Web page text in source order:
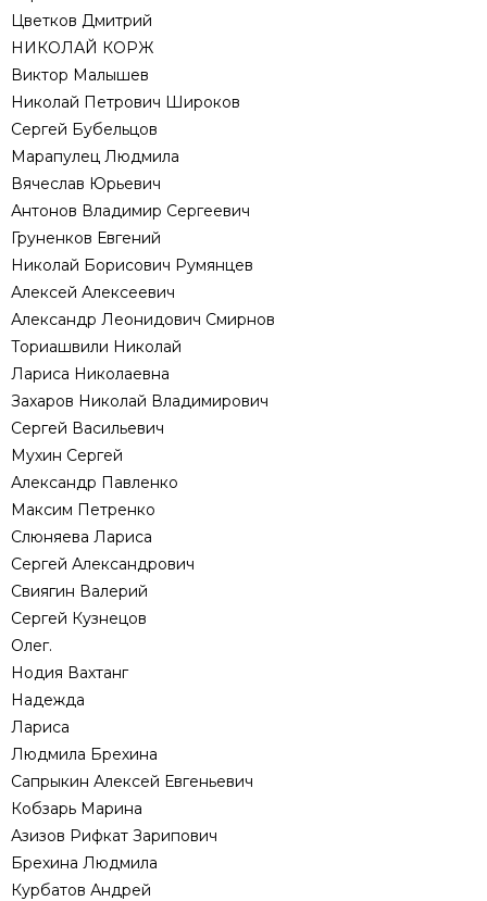
Цветков Дмитрий
НИКОЛАЙ КОРЖ
Виктор Малышев
Николай Петрович Широков
Сергей Бубельцов
Марапулец Людмила
Вячеслав Юрьевич
Антонов Владимир Сергеевич
Груненков Евгений
Николай Борисович Румянцев
Алексей Алексеевич
Александр Леонидович Смирнов
Ториашвили Николай
Лариса Николаевна
Захаров Николай Владимирович
Сергей Васильевич
Мухин Сергей
Александр Павленко
Максим Петренко
Слюняева Лариса
Сергей Александрович
Свиягин Валерий
Сергей Кузнецов
Олег.
Нодия Вахтанг
Надежда
Лариса
Людмила Брехина
Сапрыкин Алексей Евгеньевич
Кобзарь Марина
Азизов Рифкат Зарипович
Брехина Людмила
Курбатов Андрей